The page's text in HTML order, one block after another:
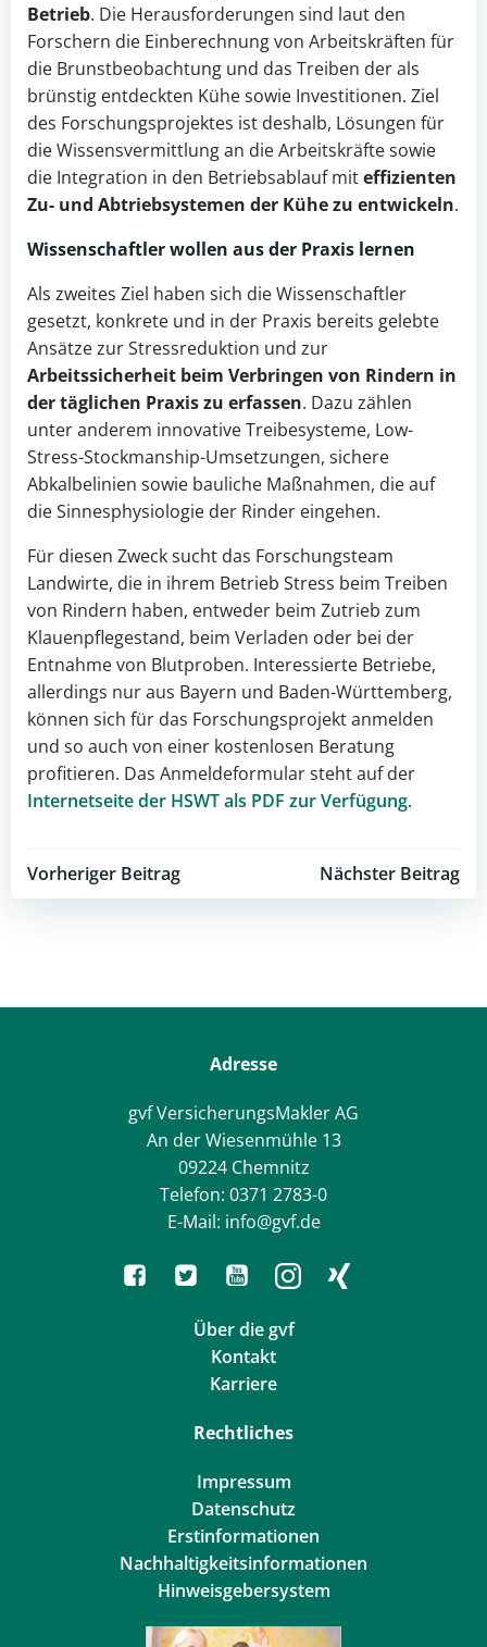
Betrieb. Die Herausforderungen sind laut den
Forschern die Einberechnung von Arbeitskräften für
die Brunstbeobachtung und das Treiben der als
brünstig entdeckten Kühe sowie Investitionen. Ziel
des Forschungsprojektes ist deshalb, Lösungen für
die Wissensvermittlung an die Arbeitskräfte sowie
die Integration in den Betriebsablauf miteffizienten
Zu- und Abtriebsystemen der Kühe zu entwickeln.
Wissenschaftler wollen aus der Praxis lernen
Als zweites Ziel haben sich die Wissenschaftler
gesetzt, konkrete und in der Praxis bereits gelebte
Ansätze zur Stressreduktion und zur
Arbeitssicherheit beim Verbringen von Rindern in
der täglichen Praxis zu erfassen. Dazu zählen
unter anderem innovative Treibesysteme, Low-
Stress-Stockmanship-Umsetzungen, sichere
Abkalbelinien sowie bauliche Maßnahmen, die auf
die Sinnesphysiologie der Rinder eingehen.
Für diesen Zweck sucht das Forschungsteam
Landwirte, die in ihrem Betrieb Stress beim Treiben
von Rindern haben, entweder beim Zutrieb zum
Klauenpflegestand, beim Verladen oder bei der
Entnahme von Blutproben. Interessierte Betriebe,
allerdings nur aus Bayern und Baden-Württemberg,
können sich für das Forschungsprojekt anmelden
und so auch von einer kostenlosen Beratung
profitieren. Das Anmeldeformular steht auf der
Internetseite der HSWT als PDF zur Verfügung.
Post
Vorheriger Beitrag
PostNächster Beitrag
Adresse
gvf VersicherungsMakler AG
An der Wiesenmühle 13
09224 Chemnitz
Telefon: 0371 2783-0
E-Mail: info@gvf.de
Über die gvf
Kontakt
Karriere
Rechtliches
Impressum
Datenschutz
Erstinformationen
Nachhaltigkeitsinformationen
Hinweisgebersystem